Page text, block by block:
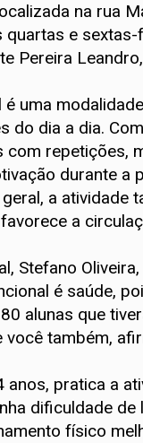
na rua
quartas e
Pereira
uma
do dia a dia.
com repetições,
durante a
a atividade
a
Stefano
é saúde,
alunas que
também,
anos, pratica a
dificuldade
físico